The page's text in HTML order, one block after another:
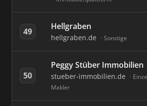
49 Hellgraben
hellgraben.de Sonstige
50
Peggy Stüber Immobilien
stueber-immobilien.de
Makler